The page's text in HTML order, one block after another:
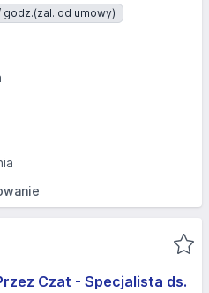
godz.(zal. od umowy)
Czat - Specjalista ds.